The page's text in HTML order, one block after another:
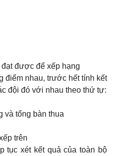
được để xếp hạng
điểm nhau, trước hết tính kết
đội đó với nhau theo thứ tự:
và tổng bàn thua
trên
tục xét kết quả của toàn bộ